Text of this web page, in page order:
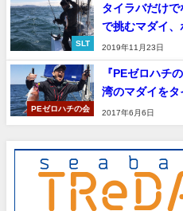
SLT
タイラバだけ
で挑むマダイ
2019年11月23日
PEゼロハチの会
『PEゼロハチ
湾のマダイをタ
2017年6月6日